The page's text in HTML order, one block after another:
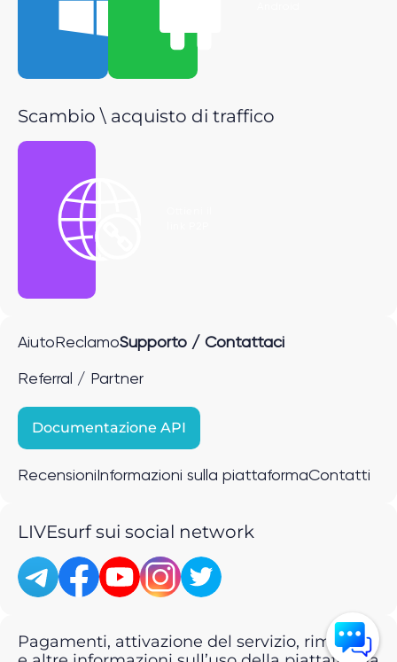
Scambio \ acquisto di traffico
Aiuto ReclamoSupporto / Contattaci
Referral / Partner
Documentazione API
Recensioni Informazioni sulla piattaformaContatti
LIVEsurf sui social network
Pagamenti, attivazione del servizio, rimborsi